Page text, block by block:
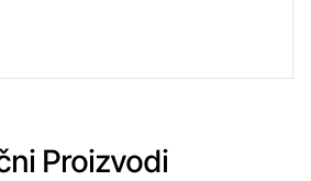
Proizvodi